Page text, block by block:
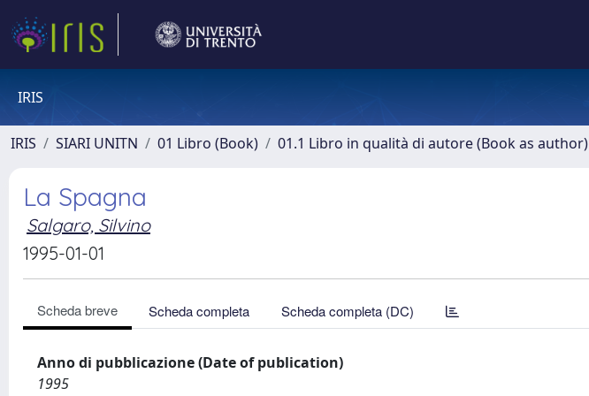
IRIS
IRIS SIARI UNITN 01 Libro (Book) 01.1 Libro in qualità di autore (Book as author)
La Spagna
Salgaro, Silvino
1995-01-01
Scheda breve Scheda completa Scheda completa (DC)
Anno di pubblicazione (Date of publication)
1995